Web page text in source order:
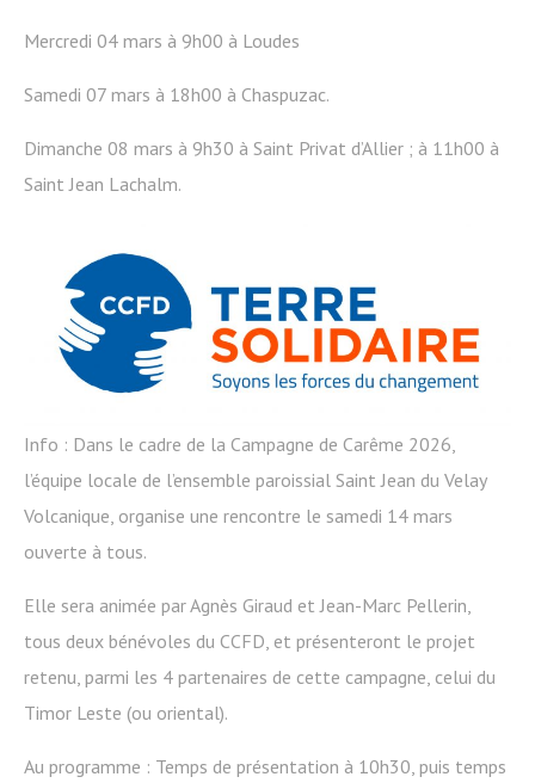
Mercredi 04 mars à 9h00 à Loudes
Samedi 07 mars à 18h00 à Chaspuzac.
Dimanche 08 mars à 9h30 à Saint Privat d’Allier ; à 11h00 à
Saint Jean Lachalm.
Info : Dans le cadre de la Campagne de Carême 2026,
l’équipe locale de l’ensemble paroissial Saint Jean du Velay
Volcanique, organise une rencontre le samedi 14 mars
ouverte à tous.
Elle sera animée par Agnès Giraud et Jean-Marc Pellerin,
tous deux bénévoles du CCFD, et présenteront le projet
retenu, parmi les 4 partenaires de cette campagne, celui du
Timor Leste (ou oriental).
Au programme : Temps de présentation à 10h30, puis temps